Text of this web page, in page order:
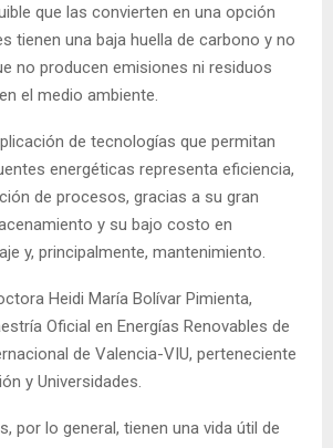
que las convierten en una opción
tienen una baja huella de carbono y no
no producen emisiones ni residuos
el medio ambiente.
de tecnologías que permitan
energéticas representa eficiencia,
de procesos, gracias a su gran
y su bajo costo en
y, principalmente, mantenimiento.
Heidi María Bolívar Pimienta,
Oficial en Energías Renovables de
de Valencia-VIU, perteneciente
y Universidades.
por lo general, tienen una vida útil de